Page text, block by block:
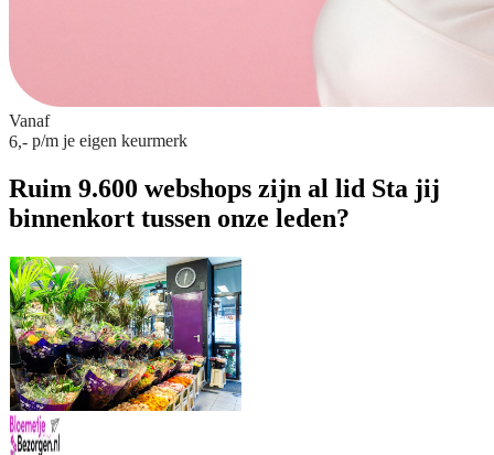
Vanaf
6,- p/m je eigen keurmerk
Ruim 9.600 webshops zijn al lid Sta jij
binnenkort tussen onze leden?